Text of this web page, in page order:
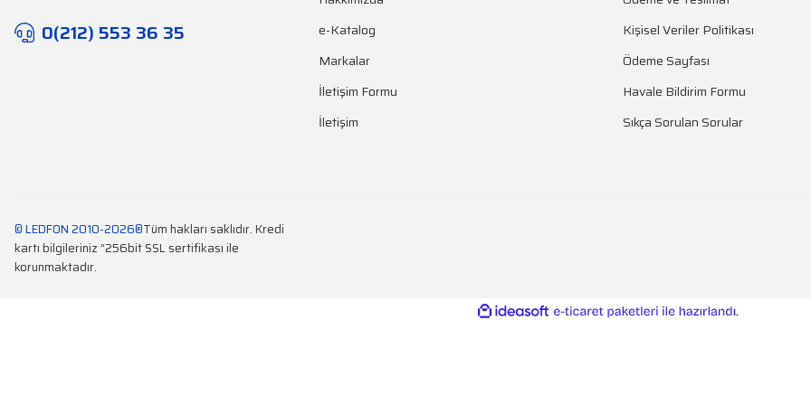
0(212) 553 36 35
e-Katalog
Markalar
İletişim Formu
İletişim
Kişisel Veriler Politikası
Ödeme Sayfası
Havale Bildirim Formu
Sıkça Sorulan Sorular
© LEDFON 2010-2026®Tüm hakları saklıdır. Kredi
kartı bilgileriniz “256bit SSL sertifikası ile
korunmaktadır.
ideasoft
e-